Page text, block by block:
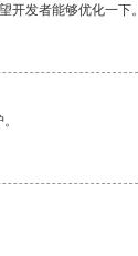
开发者能够优化一下。